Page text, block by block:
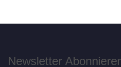
Newsletter